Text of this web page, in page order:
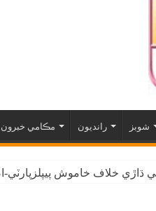
مڪامي خبرون رانديون شوبز
ڌاڙي خلاف خاموش پيپلزپارٽي-